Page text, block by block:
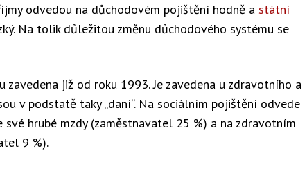
odvedou na důchodovém pojištění hodně a státní
Na tolik důležitou změnu důchodového systému se
zavedena již od roku 1993. Je zavedena u zdravotního a
v podstatě taky „daní“. Na sociálním pojištění odvede
své hrubé mzdy (zaměstnavatel 25 %) a na zdravotním
9 %).